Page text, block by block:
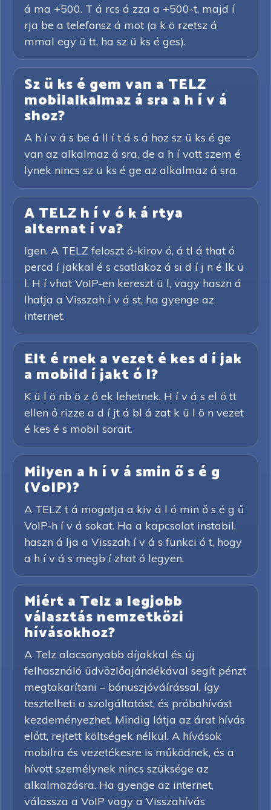
á ma +500. T á rcs á zza a +500-t, majd í
rja be a telefonsz á mot (a k ö rzetsz á
mmal egy ü tt, ha sz ü ks é ges).
Sz ü ks é gem van a TELZ
mobilalkalmaz á sra a h í v á
shoz?
A h í v á s be á ll í t á s á hoz sz ü ks é ge
van az alkalmaz á sra, de a h í vott szem é
lynek nincs sz ü ks é ge az alkalmaz á sra.
A TELZ h í v ó k á rtya
alternat í va?
Igen. A TELZ feloszt ó-kirov ó, á tl á that ó
percd í jakkal é s csatlakoz á si d í j n é lk ü
l. H í vhat VoIP-en kereszt ü l, vagy haszn á
lhatja a Visszah í v á st, ha gyenge az
internet.
Elt é rnek a vezet é kes d í jak
a mobild í jakt ó l?
K ü l ö nb ö z ő ek lehetnek. H í v á s el ő tt
ellen ő rizze a d í jt á bl á zat k ü l ö n vezet
é kes é s mobil sorait.
Milyen a h í v á smin ő s é g
(VoIP)?
A TELZ t á mogatja a kiv á l ó min ő s é g ű
VoIP-h í v á sokat. Ha a kapcsolat instabil,
haszn á lja a Visszah í v á s funkci ó t, hogy
a h í v á s megb í zhat ó legyen.
Miért a Telz a legjobb
választás nemzetközi
hívásokhoz?
A Telz alacsonyabb díjakkal és új
felhasználó üdvözlőajándékával segít pénzt
megtakarítani – bónuszjóváírással, így
tesztelheti a szolgáltatást, és próbahívást
kezdeményezhet. Mindig látja az árat hívás
előtt, rejtett költségek nélkül. A hívások
mobilra és vezetékesre is működnek, és a
hívott személynek nincs szüksége az
alkalmazásra. Ha gyenge az internet,
válassza a VoIP vagy a Visszahívás